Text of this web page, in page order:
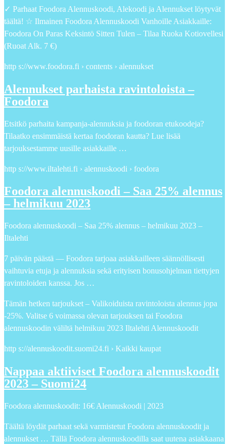
✓ Parhaat Foodora Alennuskoodi, Alekoodi ja Alennukset löytyvät
täältä! ☆ Ilmainen Foodora Alennuskoodi Vanhoille Asiakkaille:
Foodora On Paras Keksintö Sitten Tulen – Tilaa Ruoka Kotiovellesi
(Ruoat Alk. 7 €)
http s://www.foodora.fi › contents › alennukset
Alennukset parhaista ravintoloista –
Foodora
Etsitkö parhaita kampanja-alennuksia ja foodoran etukoodeja?
Tilaatko ensimmäistä kertaa foodoran kautta? Lue lisää
tarjouksestamme uusille asiakkaille …
http s://www.iltalehti.fi › alennuskoodi › foodora
Foodora alennuskoodi – Saa 25% alennus
– helmikuu 2023
Foodora alennuskoodi – Saa 25% alennus – helmikuu 2023 –
Iltalehti
7 päivän päästä — Foodora tarjoaa asiakkailleen säännöllisesti
vaihtuvia etuja ja alennuksia sekä erityisen bonusohjelman tiettyjen
ravintoloiden kanssa. Jos …
Tämän hetken tarjoukset – Valikoiduista ravintoloista alennus jopa
-25%. Valitse 6 voimassa olevan tarjouksen tai Foodora
alennuskoodin väliltä helmikuu 2023 Iltalehti Alennuskoodit
http s://alennuskoodit.suomi24.fi › Kaikki kaupat
Nappaa aktiiviset Foodora alennuskoodit
2023 – Suomi24
Foodora alennuskoodit: 16€ Alennuskoodi | 2023
Täältä löydät parhaat sekä varmistetut Foodora alennuskoodit ja
alennukset … Tällä Foodora alennuskoodilla saat uutena asiakkaana